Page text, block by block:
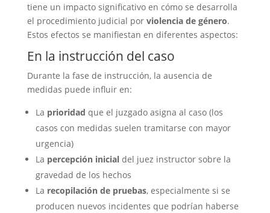
tiene un impacto significativo en cómo se desarrolla
el procedimiento judicial por violencia de género.
Estos efectos se manifiestan en diferentes aspectos:
En la instrucción del caso
Durante la fase de instrucción, la ausencia de
medidas puede influir en:
La prioridad que el juzgado asigna al caso (los
casos con medidas suelen tramitarse con mayor
urgencia)
La percepción inicialdel juez instructor sobre la
gravedad de los hechos
La recopilación de pruebas, especialmente si se
producen nuevos incidentes que podrían haberse